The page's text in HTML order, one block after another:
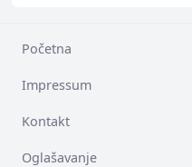
Početna
Impressum
Kontakt
Oglašavanje